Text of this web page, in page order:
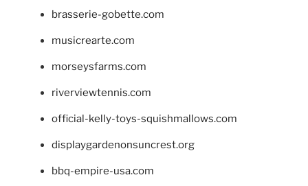
brasserie-gobette.com
musicrearte.com
morseysfarms.com
riverviewtennis.com
official-kelly-toys-squishmallows.com
displaygardenonsuncrest.org
bbq-empire-usa.com